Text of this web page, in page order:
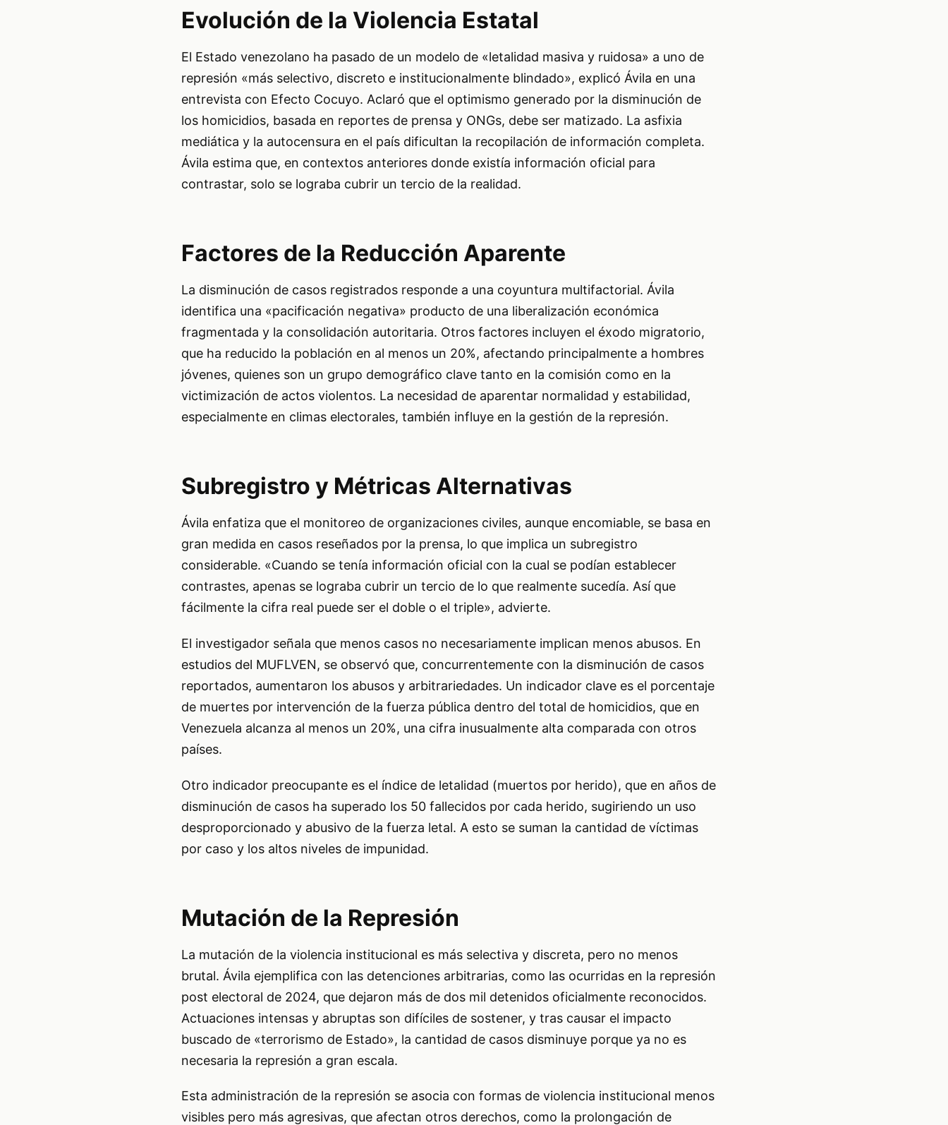
Evolución de la Violencia Estatal
El Estado venezolano ha pasado de un modelo de «letalidad masiva y ruidosa» a uno de
represión «más selectivo, discreto e institucionalmente blindado», explicó Ávila en una
entrevista con Efecto Cocuyo. Aclaró que el optimismo generado por la disminución de
los homicidios, basada en reportes de prensa y ONGs, debe ser matizado. La asfixia
mediática y la autocensura en el país dificultan la recopilación de información completa.
Ávila estima que, en contextos anteriores donde existía información oficial para
contrastar, solo se lograba cubrir un tercio de la realidad.
Factores de la Reducción Aparente
La disminución de casos registrados responde a una coyuntura multifactorial. Ávila
identifica una «pacificación negativa» producto de una liberalización económica
fragmentada y la consolidación autoritaria. Otros factores incluyen el éxodo migratorio,
que ha reducido la población en al menos un 20%, afectando principalmente a hombres
jóvenes, quienes son un grupo demográfico clave tanto en la comisión como en la
victimización de actos violentos. La necesidad de aparentar normalidad y estabilidad,
especialmente en climas electorales, también influye en la gestión de la represión.
Subregistro y Métricas Alternativas
Ávila enfatiza que el monitoreo de organizaciones civiles, aunque encomiable, se basa en
gran medida en casos reseñados por la prensa, lo que implica un subregistro
considerable. «Cuando se tenía información oficial con la cual se podían establecer
contrastes, apenas se lograba cubrir un tercio de lo que realmente sucedía. Así que
fácilmente la cifra real puede ser el doble o el triple», advierte.
El investigador señala que menos casos no necesariamente implican menos abusos. En
estudios del MUFLVEN, se observó que, concurrentemente con la disminución de casos
reportados, aumentaron los abusos y arbitrariedades. Un indicador clave es el porcentaje
de muertes por intervención de la fuerza pública dentro del total de homicidios, que en
Venezuela alcanza al menos un 20%, una cifra inusualmente alta comparada con otros
países.
Otro indicador preocupante es el índice de letalidad (muertos por herido), que en años de
disminución de casos ha superado los 50 fallecidos por cada herido, sugiriendo un uso
desproporcionado y abusivo de la fuerza letal. A esto se suman la cantidad de víctimas
por caso y los altos niveles de impunidad.
Mutación de la Represión
La mutación de la violencia institucional es más selectiva y discreta, pero no menos
brutal. Ávila ejemplifica con las detenciones arbitrarias, como las ocurridas en la represión
post electoral de 2024, que dejaron más de dos mil detenidos oficialmente reconocidos.
Actuaciones intensas y abruptas son difíciles de sostener, y tras causar el impacto
buscado de «terrorismo de Estado», la cantidad de casos disminuye porque ya no es
necesaria la represión a gran escala.
Esta administración de la represión se asocia con formas de violencia institucional menos
visibles pero más agresivas, que afectan otros derechos, como la prolongación de